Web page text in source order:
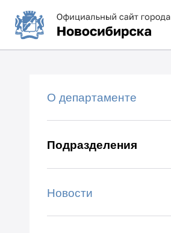
О департаменте
Подразделения
Новости